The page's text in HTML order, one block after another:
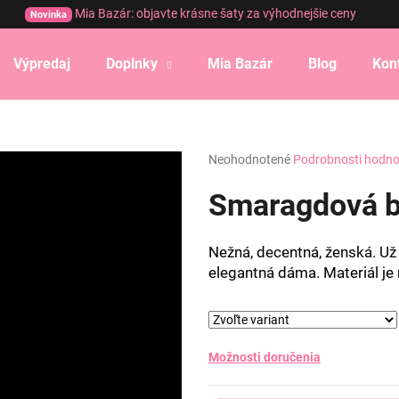
Novinka Mia Bazár: objavte krásne šaty za výhodnejšie ceny
Výpredaj Doplnky Mia Bazár Blog
Priemerné
produktu
je
5
hviezdičiek.
Neohodnotené Podrobnosti
Smaragdová
Nežná, decentná, ženská.
elegantná dáma. Materiál
Možnosti doručenia
Čo potrebujete nájsť?
HĽADAŤ